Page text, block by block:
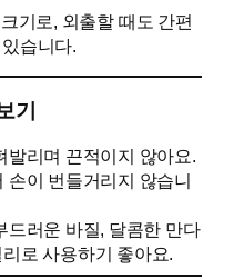
기로, 외출할 때도 간편
습니다.
기
발리며 끈적이지 않아요.
손이 번들거리지 않습니
드러운 바질, 달콤한 만다
로 사용하기 좋아요.